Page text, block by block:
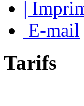
|
E-mail
Tarifs